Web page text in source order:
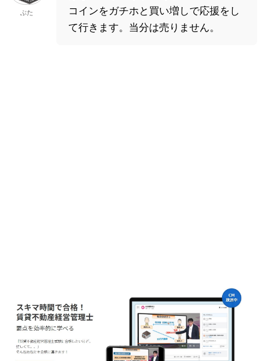
ぶた
コインをガチホと買い増しで応援をし
て行きます。当分は売りません。